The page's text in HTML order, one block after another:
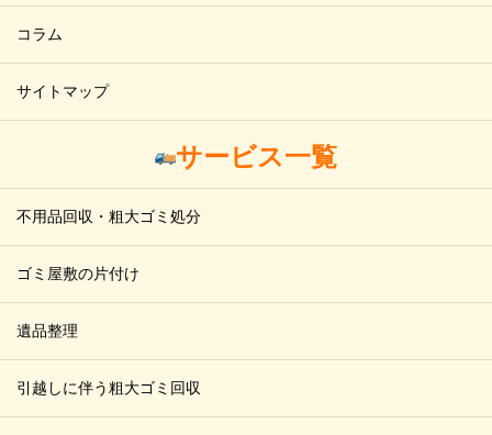
コラム
サイトマップ
サービス一覧
不用品回収・粗大ゴミ処分
ゴミ屋敷の片付け
遺品整理
引越しに伴う粗大ゴミ回収